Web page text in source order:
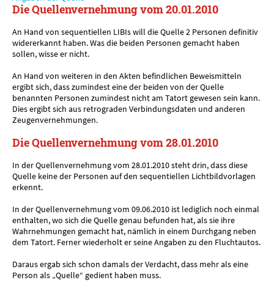
Die Quellenvernehmung vom 20.01.2010
An Hand von sequentiellen LIBIs will die Quelle 2 Personen definitiv
widererkannt haben. Was die beiden Personen gemacht haben
sollen, wisse er nicht.
An Hand von weiteren in den Akten befindlichen Beweismitteln
ergibt sich, dass zumindest eine der beiden von der Quelle
benannten Personen zumindest nicht am Tatort gewesen sein kann.
Dies ergibt sich aus retrograden Verbindungsdaten und anderen
Zeugenvernehmungen.
Die Quellenvernehmung vom 28.01.2010
In der Quellenvernehmung vom 28.01.2010 steht drin, dass diese
Quelle keine der Personen auf den sequentiellen Lichtbildvorlagen
erkennt.
In der Quellenvernehmung vom 09.06.2010 ist lediglich noch einmal
enthalten, wo sich die Quelle genau befunden hat, als sie ihre
Wahrnehmungen gemacht hat, nämlich in einem Durchgang neben
dem Tatort. Ferner wiederholt er seine Angaben zu den Fluchtautos.
Daraus ergab sich schon damals der Verdacht, dass mehr als eine
Person als „Quelle“ gedient haben muss.